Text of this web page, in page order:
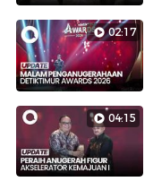
02:17
04:15